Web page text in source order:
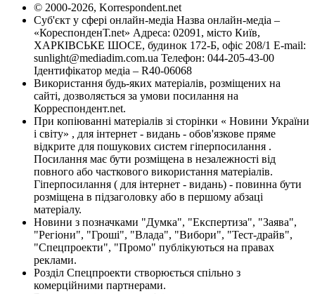
© 2000-2026, Korrespondent.net
Суб'єкт у сфері онлайн-медіа Назва онлайн-медіа –
«КореспонденТ.net» Адреса: 02091, місто Київ,
ХАРКІВСЬКЕ ШОСЕ, будинок 172-Б, офіс 208/1 E-mail:
sunlight@mediadim.com.ua Телефон: 044-205-43-00
Ідентифікатор медіа – R40-06068
Використання будь-яких матеріалів, розміщених на
сайті, дозволяється за умови посилання на
Корреспондент.net.
При копіюванні матеріалів зі сторінки « Новини України
і світу» , для інтернет - видань - обов'язкове пряме
відкрите для пошукових систем гіперпосилання .
Посилання має бути розміщена в незалежності від
повного або часткового використання матеріалів.
Гіперпосилання ( для інтернет - видань) - повинна бути
розміщена в підзаголовку або в першому абзаці
матеріалу.
Новини з позначками "Думка", "Експертиза", "Заява",
"Регіони", "Гроші", "Влада", "Вибори", "Тест-драйв",
"Спецпроекти", "Промо" публікуються на правах
реклами.
Розділ Спецпроекти створюється спільно з
комерційними партнерами.